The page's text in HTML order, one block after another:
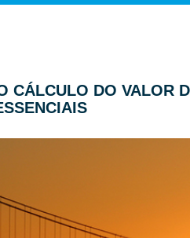
CÁLCULO DO VALOR